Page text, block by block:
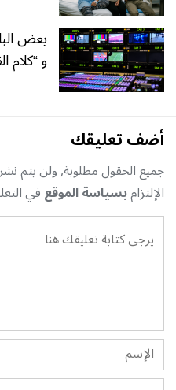
بعض
و “كلام
أضف تعليقك
جميع الحقول مطلوبة, ولن يتم
الإلتزامبسياسة الموقعفي